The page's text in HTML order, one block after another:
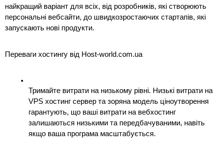
найкращий варіант для всіх, від розробників, які створюють
персональні вебсайти, до швидкозростаючих стартапів, які
запускають нові продукти.
Переваги хостингу від Host-world.com.ua
Тримайте витрати на низькому рівні. Низькі витрати на
VPS хостинг сервер та зоряна модель ціноутворення
гарантують, що ваші витрати на вебхостинг
залишаються низькими та передбачуваними, навіть
якщо ваша програма масштабується.